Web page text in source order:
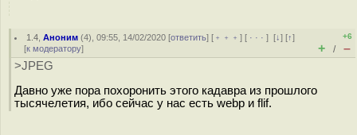
1.4 ,Аноним (4), 09:55, 14/02/2020 [ответить] [ ﹢﹢﹢] [ · · ·][↓] [↑]
[к модератору]
+6
+ / –
>JPEG
Давно уже пора похоронить этого кадавра из прошлого
тысячелетия, ибо сейчас у нас есть webp и flif.